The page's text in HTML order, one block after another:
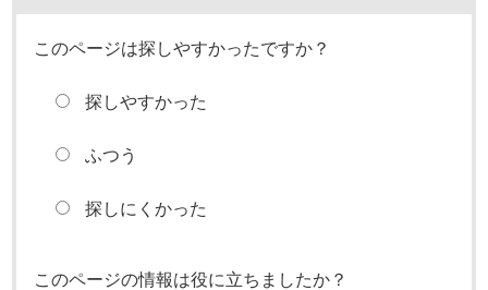
このページは探しやすかったですか？
探しやすかった
ふつう
探しにくかった
このページの情報は役に立ちましたか？